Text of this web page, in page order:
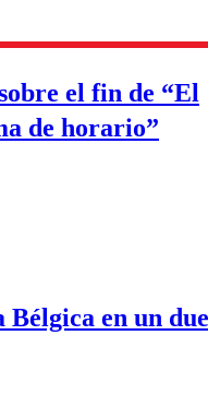
el fin de “El
de horario”
en un